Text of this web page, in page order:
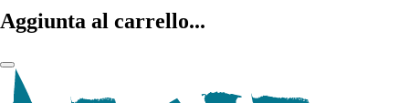
Aggiunta al carrello...